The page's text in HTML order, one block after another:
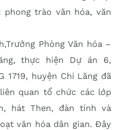
trào văn hóa, văn
Phòng Văn hóa –
thực hiện Dự án 6,
1719, huyện Chi Lăng đã
quan tổ chức các lớp
hát Then, đàn tính và
văn hóa dân gian. Đây